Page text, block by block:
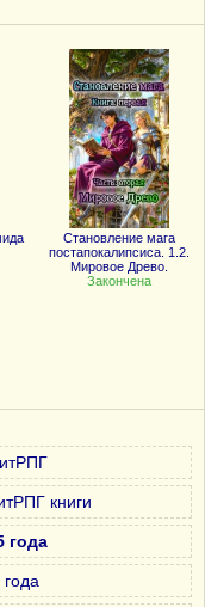
Становление мага
постапокалипсиса. 1.2.
Мировое Древо.
Закончена
книги
года